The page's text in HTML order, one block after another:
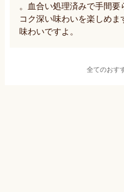
。血合い処理済みで手間
コク深い味わいを楽しめ
味わいですよ。
全てのおす